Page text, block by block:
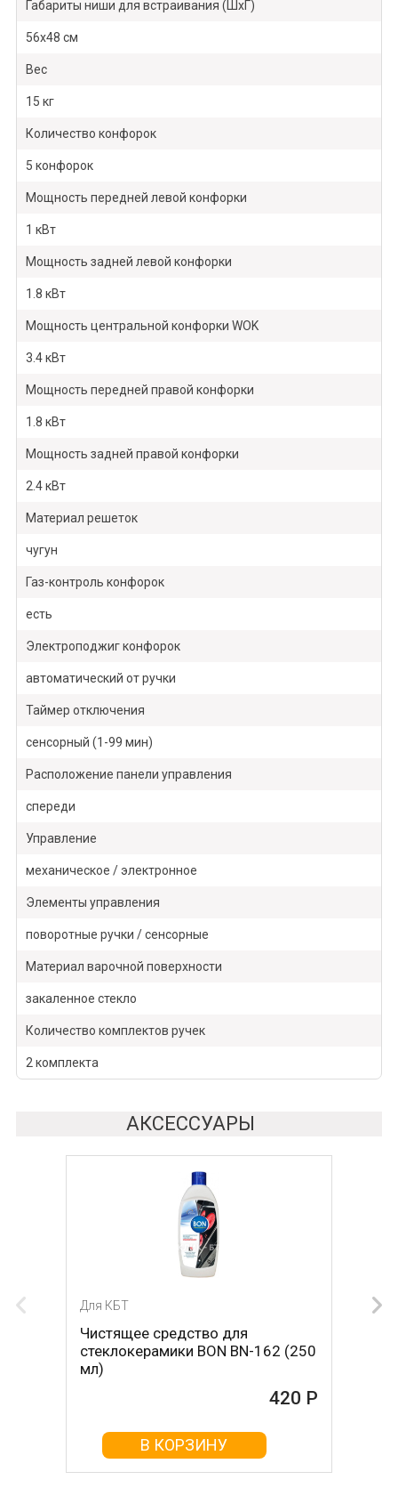
Габариты ниши для встраивания (ШхГ)
56х48 см
Вес
15 кг
Количество конфорок
5 конфорок
Мощность передней левой конфорки
1 кВт
Мощность задней левой конфорки
1.8 кВт
Мощность центральной конфорки WOK
3.4 кВт
Мощность передней правой конфорки
1.8 кВт
Мощность задней правой конфорки
2.4 кВт
Материал решеток
чугун
Газ-контроль конфорок
есть
Электроподжиг конфорок
автоматический от ручки
Таймер отключения
сенсорный (1-99 мин)
Расположение панели управления
спереди
Управление
механическое / электронное
Элементы управления
поворотные ручки / сенсорные
Материал варочной поверхности
закаленное стекло
Количество комплектов ручек
2 комплекта
АКСЕССУАРЫ
Для КБТ
Чистящее средство для
стеклокерамики BON BN-162 (250
мл)
420 Р
В КОРЗИНУ
Для КБТ
Скребок для ухода за
стеклокерамикой BON BN-603
В КОРЗИНУ